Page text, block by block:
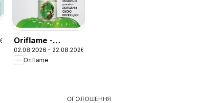
Oriflame -
Каталог 11
02.08.2026 - 22.08.2026
Oriflame
ОГОЛОШЕННЯ